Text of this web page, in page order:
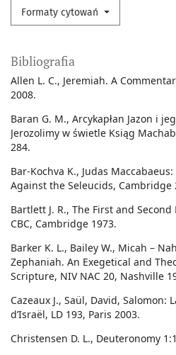
Formaty cytowań
Bibliografia
Allen L. C., Jeremiah. A
2008.
Baran G. M., Arcykapłan Jazon i
Jerozolimy w świetle Ksiąg
284.
Bar-Kochva K., Judas
Against the Seleucids, Cambridge
Bartlett J. R., The First and
CBC, Cambridge 1973.
Barker K. L., Bailey W., Micah –
Zephaniah. An Exegetical and
Scripture, NIV NAC 20, Nashville
Cazeaux J., Saül, David, Salomon:
d’Israël, LD 193, Paris 2003.
Christensen D. L., Deuteronomy